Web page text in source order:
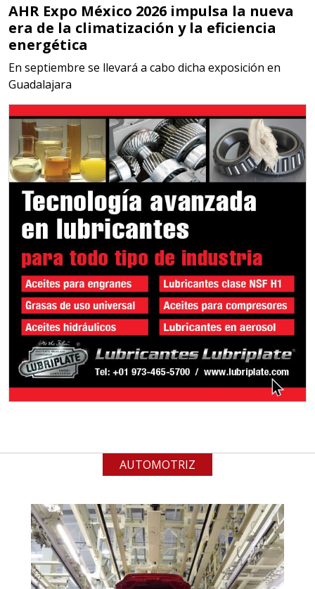
Requiere:
MATERIALES PARA SELLOS DE
BATERÍAS DE LITIO
Especificaciones:
Para vehículos eléctricos.
Requisitos: Garantizar composición
química y origen adecuados
(especialmente para grafito) y
contar con sistemas de calidad y
gestión ambiental.
Aplicar al Requerimiento
Empresa en Jalisco
Requiere:
ALAMBRE DE INCONEL
Especificaciones:
Requisitos: Garantizar composición
química y origen adecuados
(especialmente para grafito) y
Empresa en Jalisco
Requiere:
ACERO INOXIDABLE
AHR Expo México 2026 impulsa la nueva
era de la climatización y la eficiencia
energética
En septiembre se llevará a cabo dicha exposición en
Guadalajara
AUTOMOTRIZ